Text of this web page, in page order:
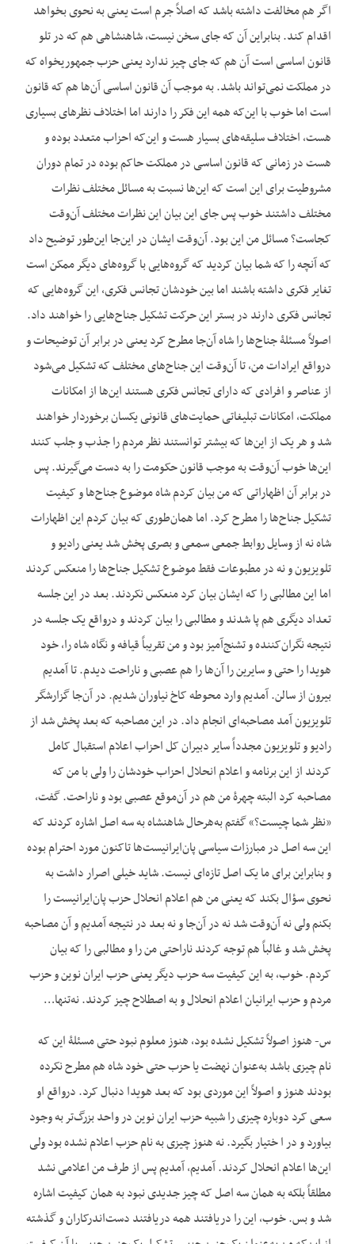
اگر هم مخالفت داشته باشد که اصلاً جرم است یعنی به نحوی بخواهد
اقدام کند. بنابراین آن که جای سخن نیست، شاهنشاهی هم که در تلو
قانون اساسی است آن هم که جای چیز ندارد یعنی حزب جمهوری‎خواه که
در مملکت نمی‌تواند باشد. به موجب آن قانون اساسی آن‌ها هم که قانون
است اما خوب با این‌که همه این فکر را دارند اما اختلاف نظرهای بسیاری
هست، اختلاف سلیقه‌های بسیار هست و این‌که احزاب متعدد بوده و
هست در زمانی که قانون اساسی در مملکت حاکم بوده در تمام دوران
مشروطیت برای این است که این‌ها نسبت به مسائل مختلف نظرات
مختلف داشتند خوب پس جای این بیان این نظرات مختلف آن‌وقت
کجاست؟ مسائل من این بود. آن‌وقت ایشان در این‌جا این‌طور توضیح داد
که آن‎چه را که شما بیان کردید که گروه‌هایی با گروه‌های دیگر ممکن است
تغایر فکری داشته باشند اما بین خودشان تجانس فکری، این گروه‌هایی که
تجانس فکری دارند در بستر این حرکت تشکیل جناح‌هایی را خواهند داد.
اصولاً مسئلۀ جناح‌ها را شاه آن‌جا مطرح کرد یعنی در برابر آن توضیحات و
درواقع ایرادات من، تا آن‌وقت این جناح‌های مختلف که تشکیل می‌شود
از عناصر و افرادی که دارای تجانس فکری هستند این‌ها از امکانات
مملکت، امکانات تبلیغاتی حمایت‌های قانونی یکسان برخوردار خواهند
شد و هر یک از این‌ها که بیشتر توانستند نظر مردم را جذب و جلب کنند
این‌ها خوب آن‌وقت به موجب قانون حکومت را به دست می‌گیرند. پس
در برابر آن اظهاراتی که من بیان کردم شاه موضوع جناح‌ها و کیفیت
تشکیل جناح‌ها را مطرح کرد. اما همان‌طوری که بیان کردم این اظهارات
شاه نه از وسایل روابط جمعی سمعی و بصری پخش شد یعنی رادیو و
تلویزیون و نه در مطبوعات فقط موضوع تشکیل جناح‌ها را منعکس کردند
اما این مطالبی را که ایشان بیان کرد منعکس نکردند. بعد در این جلسه
تعداد دیگری هم پا شدند و مطالبی را بیان کردند و درواقع یک جلسه در
نتیجه نگران‌کننده و تشنج‌آمیز بود و من تقریباً قیافه و نگاه شاه را، خود
هویدا را حتی و سایرین را آن‌ها را هم عصبی و ناراحت دیدم. تا آمدیم
بیرون از سالن. آمدیم وارد محوطه کاخ نیاوران شدیم. در آن‌جا گزارشگر
تلویزیون آمد مصاحبه‌ای انجام داد. در این مصاحبه که بعد پخش شد از
رادیو و تلویزیون مجدداً سایر دبیران کل احزاب اعلام استقبال کامل
کردند از این برنامه و اعلام انحلال احزاب خودشان را ولی با من که
مصاحبه کرد البته چهرۀ من هم در آن‌موقع عصبی بود و ناراحت. گفت،
«نظر شما چیست؟» گفتم به‌هرحال شاهنشاه به سه اصل اشاره کردند که
این سه اصل در مبارزات سیاسی پان‌ایرانیست‌ها تاکنون مورد احترام بوده
و بنابراین برای ما یک اصل تازه‌ای نیست. شاید خیلی اصرار داشت به
نحوی سؤال بکند که یعنی من هم اعلام انحلال حزب پان‌ایرانیست را
بکنم ولی نه آن‌وقت شد نه در آن‌جا و نه بعد در نتیجه آمدیم و آن مصاحبه
پخش شد و غالباً هم توجه کردند ناراحتی من را و مطالبی را که بیان
کردم. خوب، به این کیفیت سه حزب دیگر یعنی حزب ایران نوین و حزب
مردم و حزب ایرانیان اعلام انحلال و به اصطلاح چیز کردند. نه‌تنها…
س- هنوز اصولاً تشکیل نشده بود، هنوز معلوم نبود حتی مسئلۀ این که
نام چیزی باشد به‌عنوان نهضت یا حزب حتی خود شاه هم مطرح نکرده
بودند هنوز و اصولاً این موردی بود که بعد هویدا دنبال کرد. درواقع او
سعی کرد دوباره چیزی را شبیه حزب ایران نوین در واحد بزرگ‌تر به وجود
بیاورد و در ا ختیار بگیرد. نه هنوز چیزی به نام حزب اعلام نشده بود ولی
این‌ها اعلام انحلال کردند. آمدیم، آمدیم پس از طرف من اعلامی نشد
مطلقاً بلکه به همان سه اصل که چیز جدیدی نبود به همان کیفیت اشاره
شد و بس. خوب، این را دریافتند همه دریافتند دست‌اندرکاران و گذشته